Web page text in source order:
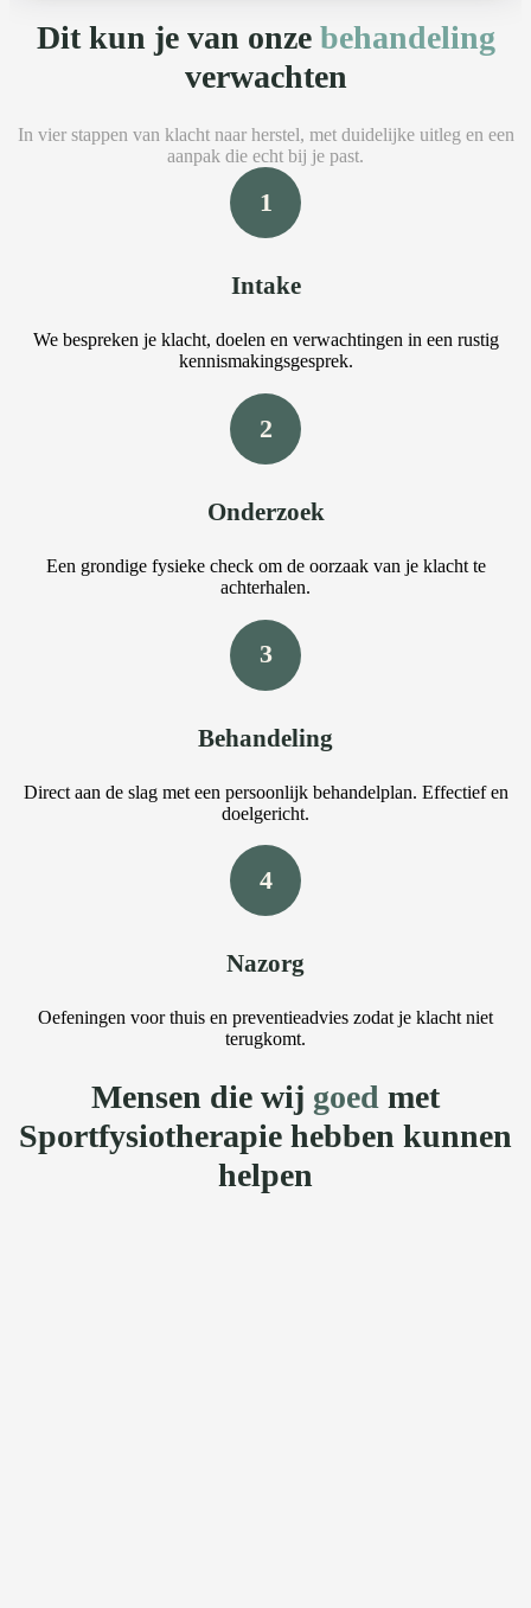
Dit kun je van onze behandeling
verwachten
In vier stappen van klacht naar herstel, met duidelijke uitleg en een
aanpak die echt bij je past.
1
Intake
We bespreken je klacht, doelen en verwachtingen in een rustig
kennismakingsgesprek.
2
Onderzoek
Een grondige fysieke check om de oorzaak van je klacht te
achterhalen.
3
Behandeling
Direct aan de slag met een persoonlijk behandelplan. Effectief en
doelgericht.
4
Nazorg
Oefeningen voor thuis en preventieadvies zodat je klacht niet
terugkomt.
Mensen die wij goed met
Sportfysiotherapie hebben kunnen
helpen